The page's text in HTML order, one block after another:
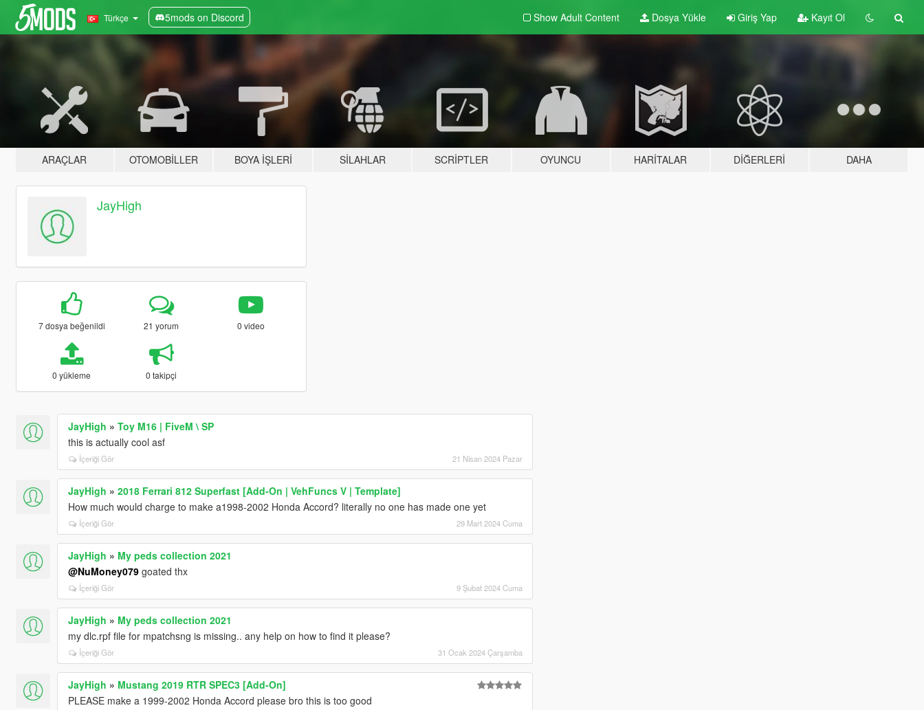
Türkçe 5mods on Discord Show Adult Content Dosya Yükle Giriş Yap Kayıt Ol
ARAÇLAR OTOMOBILLER BOYA İŞLERI SILAHLAR SCRIPTLER OYUNCU HARITALAR DIĞERLERI DAHA
JayHigh
7 dosya beğenildi 21 yorum 0 video
0 yükleme 0 takipçi
JayHigh » Toy M16 | FiveM \ SP
this is actually cool asf
İçeriği Gör 21 Nisan 2024 Pazar
JayHigh » 2018 Ferrari 812 Superfast [Add-On | VehFuncs V | Template]
How much would charge to make a1998-2002 Honda Accord? literally no one has made one yet
İçeriği Gör 29 Mart 2024 Cuma
JayHigh » My peds collection 2021
@NuMoney079goated thx
İçeriği Gör 9 Şubat 2024 Cuma
JayHigh » My peds collection 2021
my dlc.rpf file for mpatchsng is missing.. any help on how to find it please?
İçeriği Gör 31 Ocak 2024 Çarşamba
JayHigh » Mustang 2019 RTR SPEC3 [Add-On]
PLEASE make a 1999-2002 Honda Accord please bro this is too good